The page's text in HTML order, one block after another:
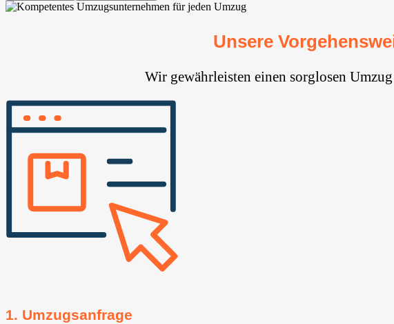
Unsere
Wir gewährleisten einen sorglosen
1. Umzugsanfrage